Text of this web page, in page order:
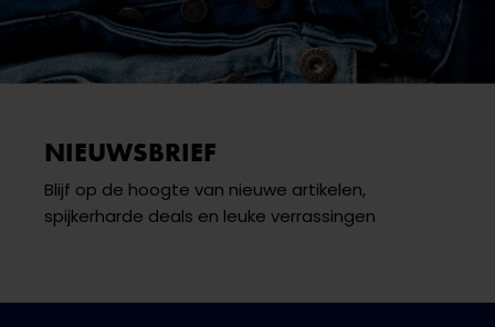
NIEUWSBRIEF
Blijf op de hoogte van nieuwe artikelen,
spijkerharde deals en leuke verrassingen